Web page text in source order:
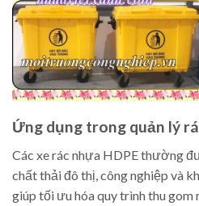
Ứng dụng trong quản lý
Các xe rác nhựa HDPE thường
chất thải đô thị, công nghiệp và
giúp tối ưu hóa quy trình thu gom